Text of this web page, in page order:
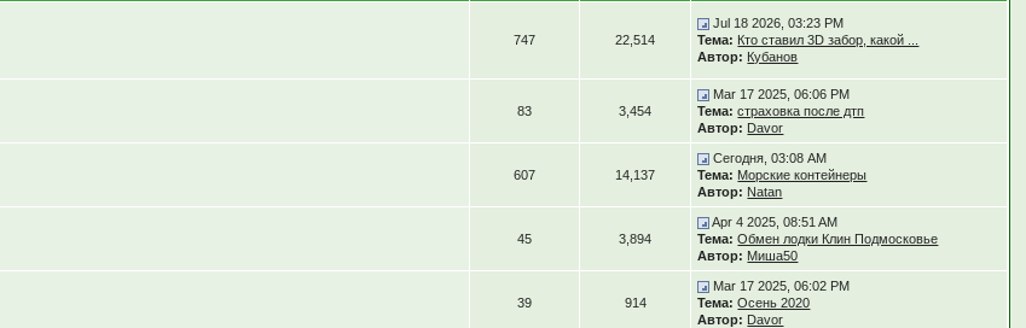
747 22,514
Jul 18 2026, 03:23 PM
Тема: Кто ставил 3D забор, какой ...
Автор: Кубанов
83 3,454
Mar 17 2025, 06:06 PM
Тема: страховка после дтп
Автор: Davor
607 14,137
Сегодня, 03:08 AM
Тема: Морские контейнеры
Автор: Natan
45 3,894
Apr 4 2025, 08:51 AM
Тема: Обмен лодки Клин Подмосковье
Автор: Миша50
39 914
Mar 17 2025, 06:02 PM
Тема: Осень 2020
Автор: Davor